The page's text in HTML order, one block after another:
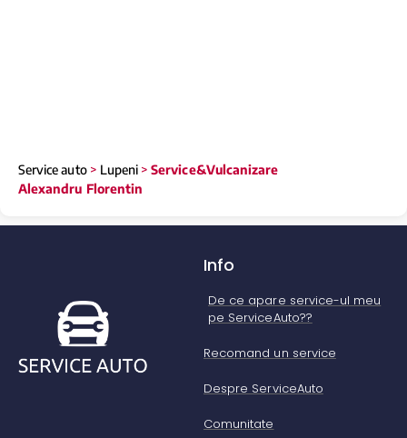
Service auto> Lupeni >Service&Vulcanizare
Alexandru Florentin
Info
De ce apare service-ul meu
pe ServiceAuto??
Recomand un service
Despre ServiceAuto
Comunitate